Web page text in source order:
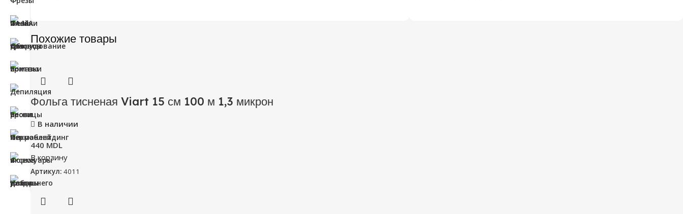
Похожие товары
Фольга тисненая Viart 15 см 100 м 1,3 микрон
В наличии
440 MDL
В корзину
Артикул: 4011